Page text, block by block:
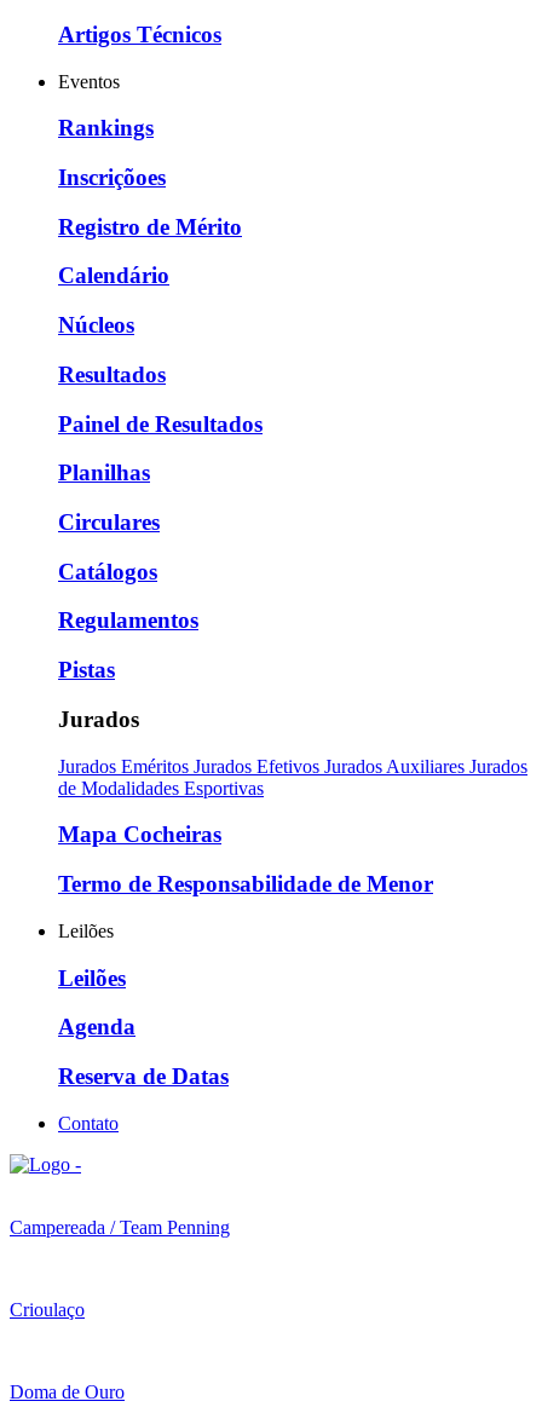
Artigos Técnicos
Eventos
Rankings
Inscriçõoes
Registro de Mérito
Calendário
Núcleos
Resultados
Painel de Resultados
Planilhas
Circulares
Catálogos
Regulamentos
Pistas
Jurados
Jurados Eméritos Jurados Efetivos Jurados Auxiliares Jurados
de Modalidades Esportivas
Mapa Cocheiras
Termo de Responsabilidade de Menor
Leilões
Leilões
Agenda
Reserva de Datas
Contato
Campereada / Team Penning
Crioulaço
Doma de Ouro